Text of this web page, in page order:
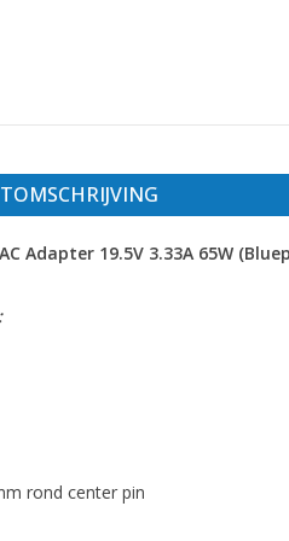
Adapter 19.5V 3.33A 65W
rond center pin